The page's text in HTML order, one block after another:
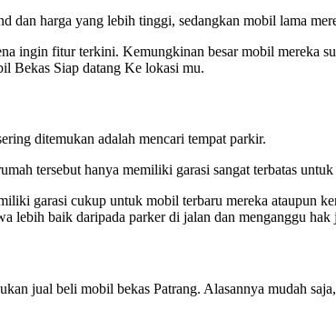
harga yang lebih tinggi, sedangkan mobil lama
ingin fitur terkini. Kemungkinan besar mobil mereka
Bekas Siap datang Ke lokasi mu.
ditemukan adalah mencari tempat parkir.
tersebut hanya memiliki garasi sangat terbatas untuk
garasi cukup untuk mobil terbaru mereka ataupun
lebih baik daripada parker di jalan dan menganggu hak
jual beli mobil bekas Patrang. Alasannya mudah